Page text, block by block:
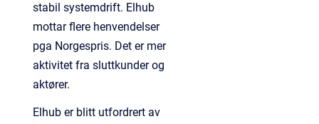
stabil systemdrift. Elhub
mottar flere henvendelser
pga Norgespris. Det er mer
aktivitet fra sluttkunder og
aktører.
Elhub er blitt utfordrert av